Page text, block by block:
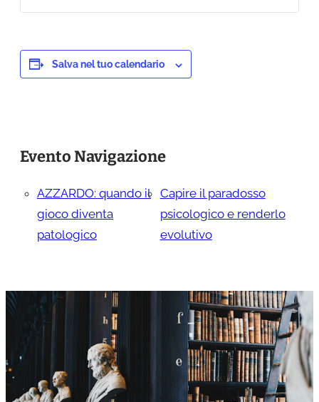
Salva nel tuo calendario
Evento Navigazione
AZZARDO: quando il
gioco diventa
patologico
Capire il paradosso
psicologico e renderlo
evolutivo